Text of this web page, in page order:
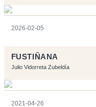
2026-02-05
FUSTIÑANA
Julio Vidorreta Zubeldía
2021-04-26